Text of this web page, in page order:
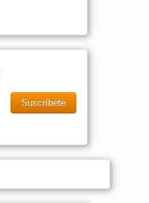
Suscríbete